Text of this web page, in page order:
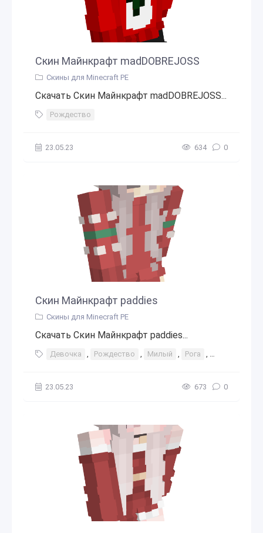
Скин Майнкрафт madDOBREJOSS
Скины для Minecraft PE
Скачать Скин Майнкрафт madDOBREJOSS...
Рождество
23.05.23 634 0
Скин Майнкрафт paddies
Скины для Minecraft PE
Скачать Скин Майнкрафт paddies...
Девочка , Рождество , Милый , Рога , Каваи
23.05.23 673 0